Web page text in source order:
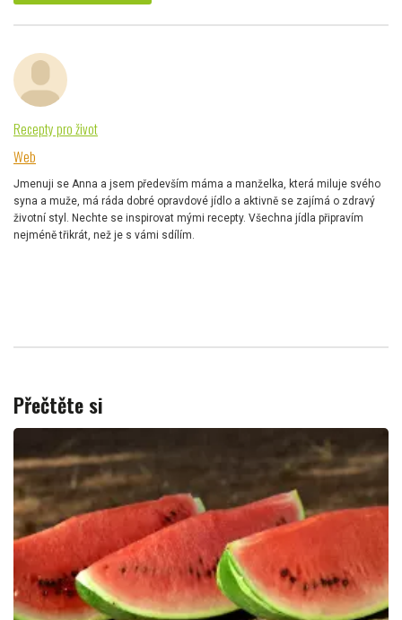
Recepty pro život
Web
Jmenuji se Anna a jsem především máma a manželka, která miluje svého
syna a muže, má ráda dobré opravdové jídlo a aktivně se zajímá o zdravý
životní styl. Nechte se inspirovat mými recepty. Všechna jídla připravím
nejméně třikrát, než je s vámi sdílím.
Přečtěte si